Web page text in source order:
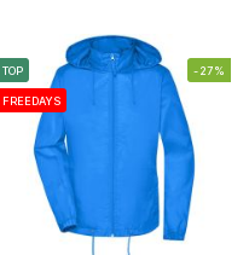
TOP
FREEDAYS
-27%